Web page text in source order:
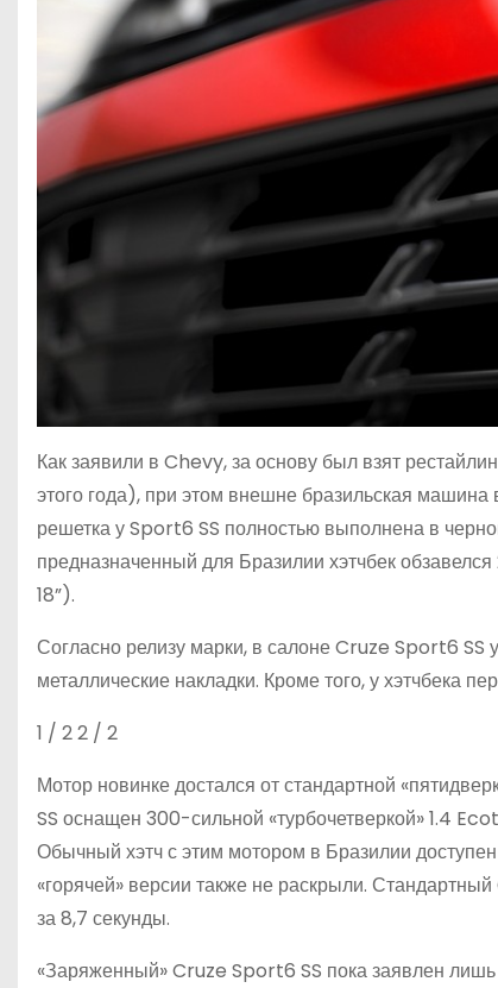
Как заявили в Chevy, за основу был взят
этого года), при этом внешне бразильская машина
решетка у Sport6 SS полностью выполнена в
предназначенный для Бразилии хэтчбек
18”).
Согласно релизу марки, в салоне Cruze Sport6 SS
металлические накладки. Кроме того, у хэтчбека
1 / 22 / 2
Мотор новинке достался от стандартной
SS оснащен 300-сильной «турбочетверкой» 1.4
Обычный хэтч с этим мотором в Бразилии
«горячей» версии также не раскрыли.
за 8,7 секунды.
«Заряженный» Cruze Sport6 SS пока заявлен лишь